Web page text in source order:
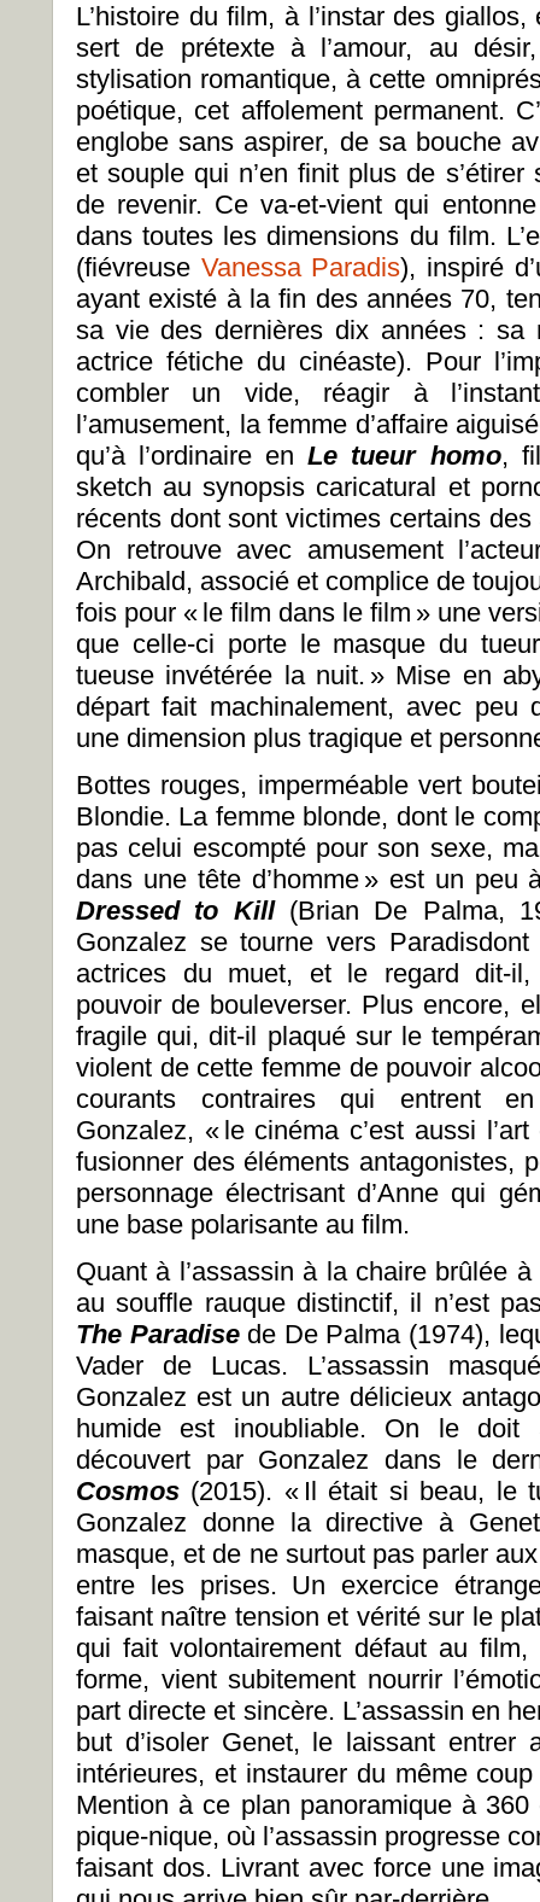
L’histoire du film, à l’instar des
sert de prétexte à l’amour, au
stylisation romantique, à cette
poétique, cet affolement permanent.
englobe sans aspirer, de sa bouche
et souple qui n’en finit plus de
de revenir. Ce va-et-vient qui
dans toutes les dimensions du film.
(fiévreuse Vanessa Paradis), inspiré
ayant existé à la fin des années 70,
sa vie des dernières dix années : sa
actrice fétiche du cinéaste). Pour
combler un vide, réagir à
l’amusement, la femme d’affaire
qu’à l’ordinaire enLe tueur homo,
sketch au synopsis caricatural et
récents dont sont victimes certains
On retrouve avec amusement
Archibald, associé et complice de
fois pour « le film dans le film » une
que celle-ci porte le masque du
tueuse invétérée la nuit. » Mise en
départ fait machinalement, avec
une dimension plus tragique et
Bottes rouges, imperméable vert
Blondie. La femme blonde, dont le
pas celui escompté pour son sexe,
dans une tête d’homme » est un peu
Dressed to Kill (Brian De Palma,
Gonzalez se tourne vers
actrices du muet, et le regard dit-il,
pouvoir de bouleverser. Plus encore,
fragile qui, dit-il plaqué sur le
violent de cette femme de pouvoir
courants contraires qui entrent
Gonzalez, « le cinéma c’est aussi
fusionner des éléments antagonistes,
personnage électrisant d’Anne qui
une base polarisante au film.
Quant à l’assassin à la chaire brûlée
au souffle rauque distinctif, il n’est
The Paradisede De Palma (1974),
Vader de Lucas. L’assassin
Gonzalez est un autre délicieux
humide est inoubliable. On le doit
découvert par Gonzalez dans le
Cosmos (2015). « Il était si beau, le
Gonzalez donne la directive à
masque, et de ne surtout pas parler
entre les prises. Un exercice
faisant naître tension et vérité sur le
qui fait volontairement défaut au
forme, vient subitement nourrir
part directe et sincère. L’assassin en
but d’isoler Genet, le laissant entrer
intérieures, et instaurer du même
Mention à ce plan panoramique à
pique-nique, où l’assassin progresse
faisant dos. Livrant avec force une